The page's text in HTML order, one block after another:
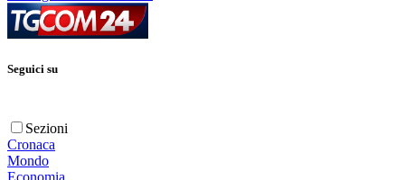
Seguici su
Sezioni
Cronaca
Mondo
Economia